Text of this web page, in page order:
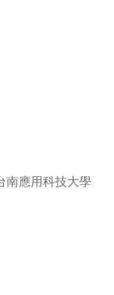
南應用科技大學